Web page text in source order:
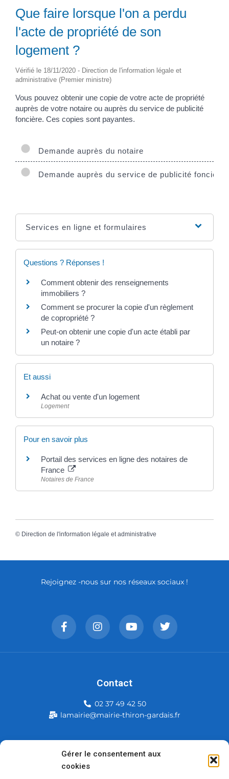
Gérer le consentement aux
cookies
Que faire lorsque l'on a perdu
l'acte de propriété de son
logement ?
Vérifié le 18/11/2020 - Direction de l'information légale et
administrative (Premier ministre)
Vous pouvez obtenir une copie de votre acte de propriété
auprès de votre notaire ou auprès du service de publicité
foncière. Ces copies sont payantes.
Demande auprès du notaire
Demande auprès du service de publicité foncière
Services en ligne et formulaires
Questions ? Réponses !
Comment obtenir des renseignements
immobiliers ?
Comment se procurer la copie d'un règlement
de copropriété ?
Peut-on obtenir une copie d'un acte établi par
un notaire ?
Et aussi
Achat ou vente d'un logement
Logement
Pour en savoir plus
Portail des services en ligne des notaires de
France
Notaires de France
© Direction de l'information légale et administrative
Mairie de Thiron-Gardais
Rejoignez -nous sur nos réseaux sociaux !
Contact
02 37 49 42 50
lamairie@mairie-thiron-gardais.fr